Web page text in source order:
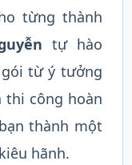
từng thành
tự hào
từ ý tưởng
thi công hoàn
thành một
hãnh.